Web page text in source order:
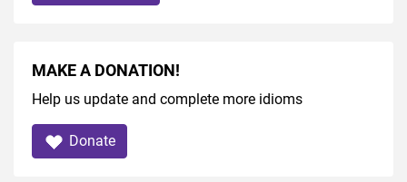
MAKE A DONATION!
Help us update and complete more idioms
Donate